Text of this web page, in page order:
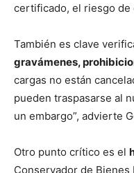
certificado, el riesgo de
También es clave
gravámenes,
cargas no están
pueden traspasarse al
un embargo”, advierte
Otro punto crítico es el
Conservador de